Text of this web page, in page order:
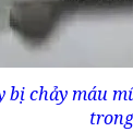
bị chảy máu